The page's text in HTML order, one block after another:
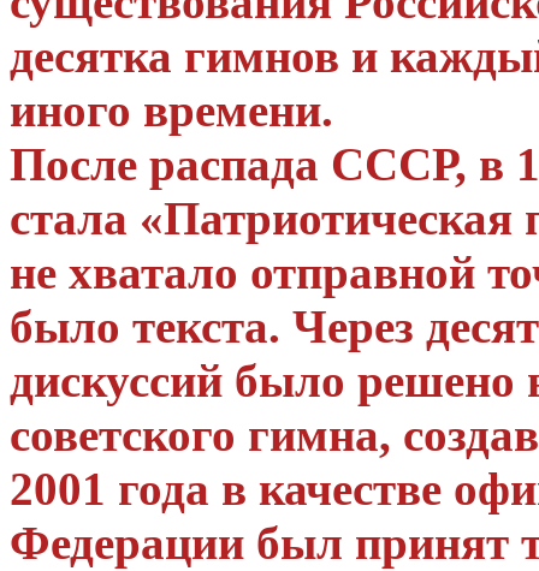
десятка гимнов и
иного времени.
После распада СССР, в
стала
не хватало отправной
было текста. Через
дискуссий было решено
советского гимна,
2001 года в качестве
Федерации был принят